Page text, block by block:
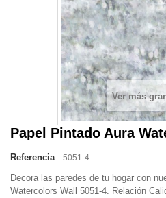
Ver más
Papel Pintado Aura
Referencia 5051-4
Decora las paredes de tu hogar con
Watercolors Wall 5051-4. Relación